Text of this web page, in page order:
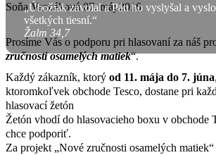
„Úbožiak zavolal a Pán ho vyslyšal a
všetkých tiesní.“
Žalm 34,7
Soňa Vancáková 07. máj 2016
Prosíme Vás o podporu pri hlasovaní za náš
zručnosti osamelých matiek“.
Každý zákazník, ktorý od 11. mája do 7. júna
ktoromkoľvek obchode Tesco, dostane pri
hlasovací žetón
Žetón vhodí do hlasovacieho boxu v obchode
chce podporiť.
Za projekt „Nové zručnosti osamelých